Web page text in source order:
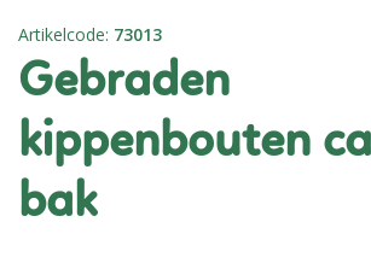
Artikelcode: 73013
gebraden
kippenbouten
bak